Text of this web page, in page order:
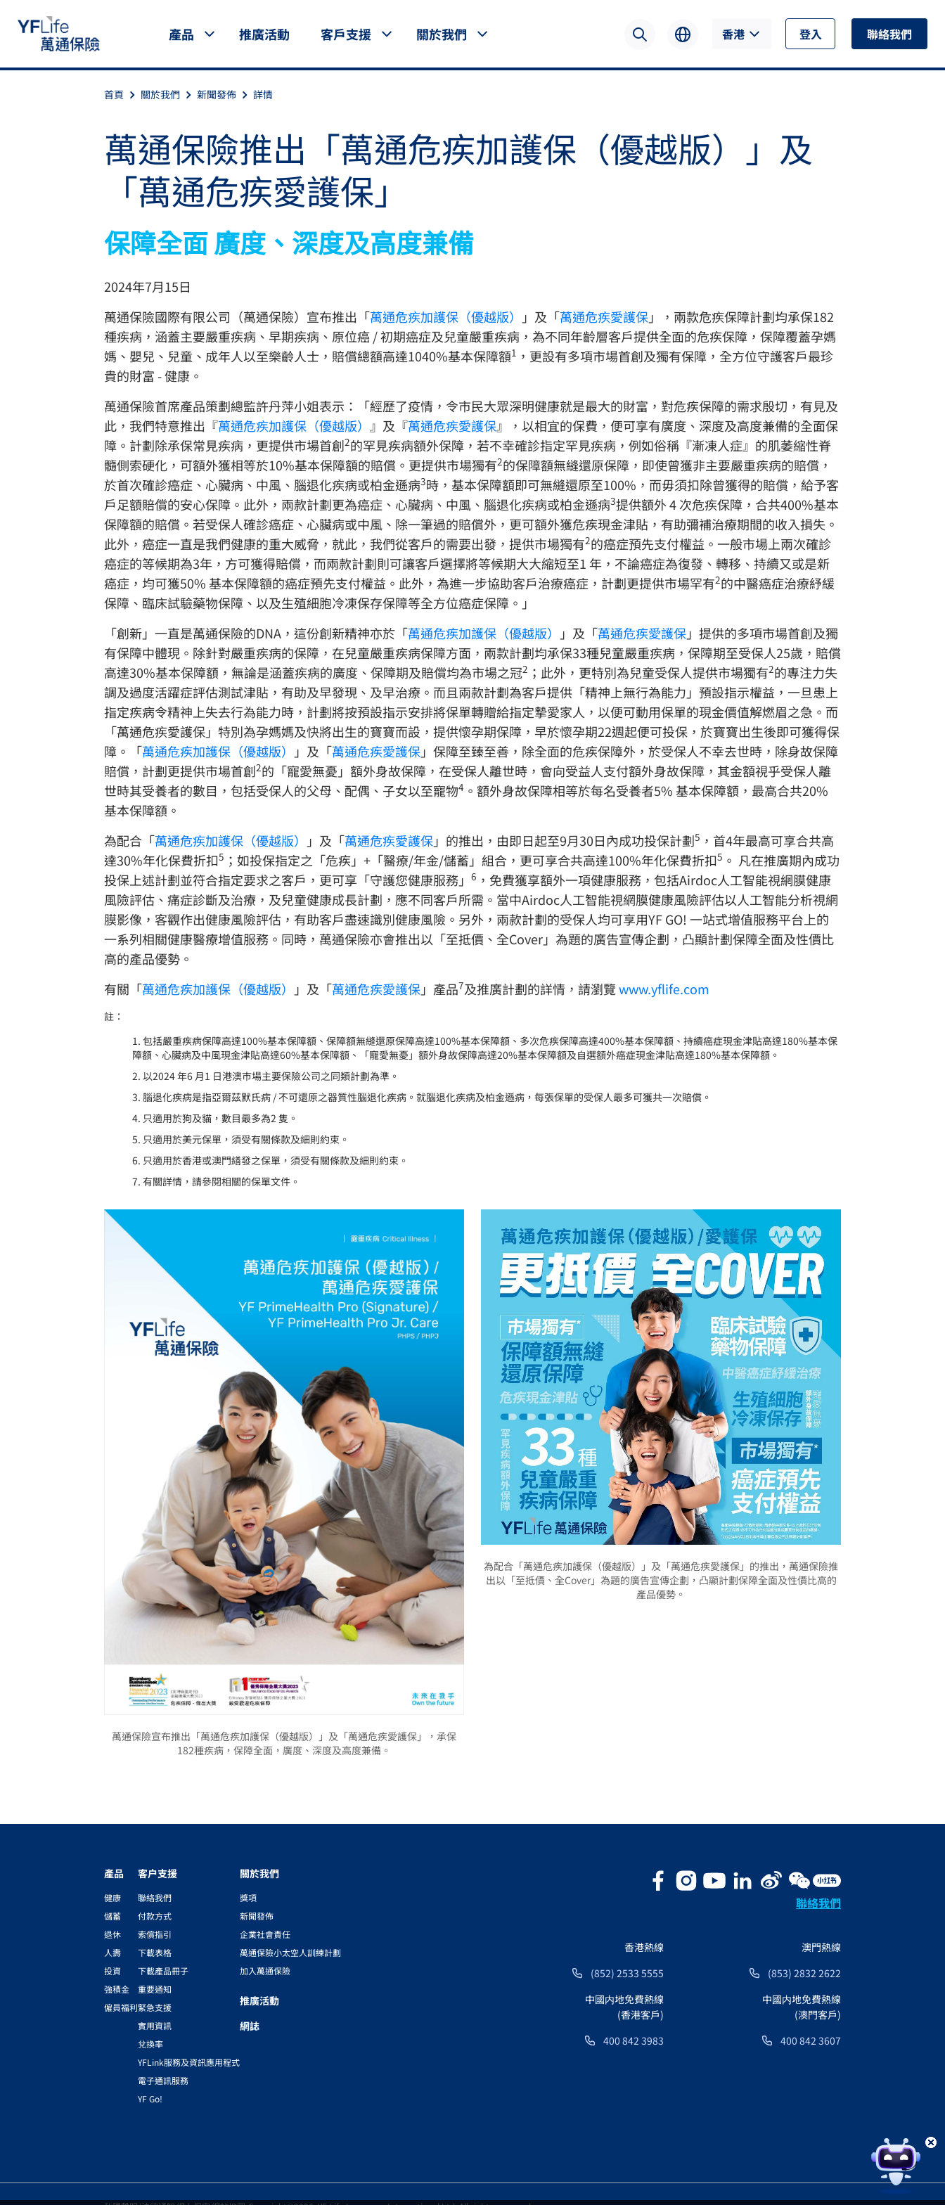
產品 推廣活動 客戶支援 關於我們 香港 登入 聯絡我們
首頁 關於我們 新聞發佈 詳情
萬通保險推出「萬通危疾加護保（優越版）」及
「萬通危疾愛護保」
保障全面 廣度、深度及高度兼備
2024年7月15日
萬通保險國際有限公司（萬通保險）宣布推出「萬通危疾加護保（優越版） 」及「萬通危疾愛護保」，兩款危疾保障計劃均承保182
種疾病，涵蓋主要嚴重疾病、早期疾病、原位癌 / 初期癌症及兒童嚴重疾病，為不同年齡層客戶提供全面的危疾保障，保障覆蓋孕媽
媽、嬰兒、兒童、成年人以至樂齡人士，賠償總額高達1040%基本保障額1 ，更設有多項市場首創及獨有保障，全方位守護客戶最珍
貴的財富 - 健康。
萬通保險首席產品策劃總監許丹萍小姐表示：「經歷了疫情，令市民大眾深明健康就是最大的財富，對危疾保障的需求殷切，有見及
此，我們特意推出『萬通危疾加護保（優越版） 』及『萬通危疾愛護保』，以相宜的保費，便可享有廣度、深度及高度兼備的全面保
障。計劃除承保常見疾病，更提供市場首創2的罕見疾病額外保障，若不幸確診指定罕見疾病，例如俗稱『漸凍人症』的肌萎縮性脊
髓側索硬化，可額外獲相等於10%基本保障額的賠償。更提供市場獨有2的保障額無縫還原保障，即使曾獲非主要嚴重疾病的賠償，
於首次確診癌症、心臟病、中風、腦退化疾病或柏金遜病3時，基本保障額即可無縫還原至100%，而毋須扣除曾獲得的賠償，給予客
戶足額賠償的安心保障。此外，兩款計劃更為癌症、心臟病、中風、腦退化疾病或柏金遜病3提供額外 4 次危疾保障，合共400%基本
保障額的賠償。若受保人確診癌症、心臟病或中風、除一筆過的賠償外，更可額外獲危疾現金津貼，有助彌補治療期間的收入損失。
此外，癌症一直是我們健康的重大威脅，就此，我們從客戶的需要出發，提供市場獨有2的癌症預先支付權益。一般市場上兩次確診
癌症的等候期為3年，方可獲得賠償，而兩款計劃則可讓客戶選擇將等候期大大縮短至1 年，不論癌症為復發、轉移、持續又或是新
癌症，均可獲50% 基本保障額的癌症預先支付權益。此外，為進一步協助客戶治療癌症，計劃更提供市場罕有2的中醫癌症治療紓緩
保障、臨床試驗藥物保障、以及生殖細胞冷凍保存保障等全方位癌症保障。」
「創新」一直是萬通保險的DNA，這份創新精神亦於「萬通危疾加護保（優越版） 」及「萬通危疾愛護保」提供的多項市場首創及獨
有保障中體現。除針對嚴重疾病的保障，在兒童嚴重疾病保障方面，兩款計劃均承保33種兒童嚴重疾病，保障期至受保人25歲，賠償
高達30%基本保障額，無論是涵蓋疾病的廣度、保障期及賠償均為市場之冠2 ；此外，更特別為兒童受保人提供市場獨有2的專注力失
調及過度活躍症評估測試津貼，有助及早發現、及早治療。而且兩款計劃為客戶提供「精神上無行為能力」預設指示權益，一旦患上
指定疾病令精神上失去行為能力時，計劃將按預設指示安排將保單轉贈給指定摯愛家人，以便可動用保單的現金價值解燃眉之急。而
「萬通危疾愛護保」特別為孕媽媽及快將出生的寶寶而設，提供懷孕期保障，早於懷孕期22週起便可投保，於寶寶出生後即可獲得保
障。「萬通危疾加護保（優越版） 」及「萬通危疾愛護保」保障至臻至善，除全面的危疾保障外，於受保人不幸去世時，除身故保障
賠償，計劃更提供市場首創2的「寵愛無憂」額外身故保障，在受保人離世時，會向受益人支付額外身故保障，其金額視乎受保人離
世時其受養者的數目，包括受保人的父母、配偶、子女以至寵物4 。額外身故保障相等於每名受養者5% 基本保障額，最高合共20%
基本保障額。
為配合「萬通危疾加護保（優越版） 」及「萬通危疾愛護保」的推出，由即日起至9月30日內成功投保計劃5 ，首4年最高可享合共高
達30%年化保費折扣5 ；如投保指定之「危疾」+「醫療/年金/儲蓄」組合，更可享合共高達100%年化保費折扣5 。 凡在推廣期內成功
投保上述計劃並符合指定要求之客戶，更可享「守護您健康服務」 6 ，免費獲享額外一項健康服務，包括Airdoc人工智能視網膜健康
風險評估、痛症診斷及治療，及兒童健康成長計劃，應不同客戶所需。當中Airdoc人工智能視網膜健康風險評估以人工智能分析視網
膜影像，客觀作出健康風險評估，有助客戶盡速識別健康風險。另外，兩款計劃的受保人均可享用YF GO! 一站式增值服務平台上的
一系列相關健康醫療增值服務。同時，萬通保險亦會推出以「至抵價、全Cover」為題的廣告宣傳企劃，凸顯計劃保障全面及性價比
高的產品優勢。
有關「萬通危疾加護保（優越版） 」及「萬通危疾愛護保」產品7及推廣計劃的詳情，請瀏覽www.yflife.com
註：
1. 包括嚴重疾病保障高達100%基本保障額、保障額無縫還原保障高達100%基本保障額、多次危疾保障高達400%基本保障額、持續癌症現金津貼高達180%基本保
障額、心臟病及中風現金津貼高達60%基本保障額、「寵愛無憂」額外身故保障高達20%基本保障額及自選額外癌症現金津貼高達180%基本保障額。
2. 以2024 年6 月1 日港澳巿場主要保險公司之同類計劃為準。
3. 腦退化疾病是指亞爾茲默氏病 / 不可還原之器質性腦退化疾病。就腦退化疾病及柏金遜病，每張保單的受保人最多可獲共一次賠償。
4. 只適用於狗及貓，數目最多為2 隻。
5. 只適用於美元保單，須受有關條款及細則約束。
6. 只適用於香港或澳門繕發之保單，須受有關條款及細則約束。
7. 有關詳情，請參閱相關的保單文件。
萬通保險宣布推出「萬通危疾加護保（優越版）」及「萬通危疾愛護保」，承保
182種疾病，保障全面，廣度、深度及高度兼備。
為配合「萬通危疾加護保（優越版）」及「萬通危疾愛護保」的推出，萬通保險推
出以「至抵價、全Cover」為題的廣告宣傳企劃，凸顯計劃保障全面及性價比高的
產品優勢。
產品
健康
儲蓄
退休
人壽
投資
強積金
僱員福利
客户支援
聯絡我們
付款方式
索償指引
下載表格
下載產品冊子
重要通知
緊急支援
實用資訊
兌換率
YFLink服務及資訊應用程式
電子通訊服務
YF Go!
關於我們
獎項
新聞發佈
企業社會責任
萬通保險小太空人訓練計劃
加入萬通保險
推廣活動
網誌
聯絡我們
香港熱線
(852) 2533 5555
中國内地免費熱線
(香港客戶)
400 842 3983
澳門熱線
(853) 2832 2622
中國内地免費熱線
(澳門客戶)
400 842 3607